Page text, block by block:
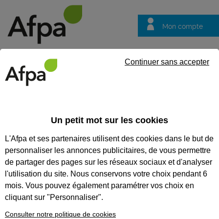
Mon compte
questions
Nos formations parcours
diplômant
L’Afpa Centre Val de
Loire vous forme
aux métiers de la
restauration et du
Un petit mot sur les cookies
L'Afpa et ses partenaires utilisent des cookies dans le but de
personnaliser les annonces publicitaires, de vous permettre
de partager des pages sur les réseaux sociaux et d'analyser
l'utilisation du site. Nous conservons votre choix pendant 6
mois. Vous pouvez également paramétrer vos choix en
cliquant sur "Personnaliser".
Consulter notre politique de cookies
Continuer sans accepter